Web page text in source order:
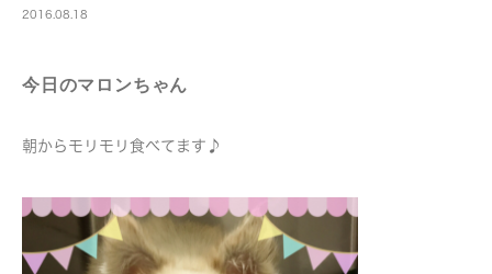
2016.08.18
今日のマロンちゃん
朝からモリモリ食べてます♪